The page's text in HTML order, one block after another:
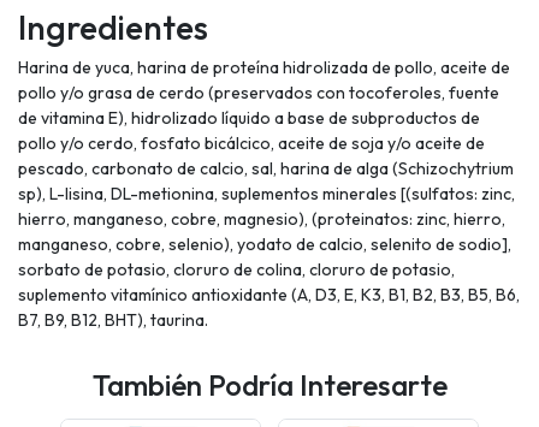
Ingredientes
Harina de yuca, harina de proteína hidrolizada de pollo, aceite de
pollo y/o grasa de cerdo (preservados con tocoferoles, fuente
de vitamina E), hidrolizado líquido a base de subproductos de
pollo y/o cerdo, fosfato bicálcico, aceite de soja y/o aceite de
pescado, carbonato de calcio, sal, harina de alga (Schizochytrium
sp), L-lisina, DL-metionina, suplementos minerales [(sulfatos: zinc,
hierro, manganeso, cobre, magnesio), (proteinatos: zinc, hierro,
manganeso, cobre, selenio), yodato de calcio, selenito de sodio],
sorbato de potasio, cloruro de colina, cloruro de potasio,
suplemento vitamínico antioxidante (A, D3, E, K3, B1, B2, B3, B5, B6,
B7, B9, B12, BHT), taurina.
También Podría Interesarte